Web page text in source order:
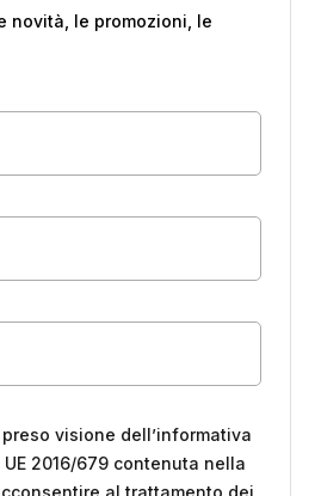
novità, le promozioni, le
visione dell’informativa
UE 2016/679 contenuta nella
al trattamento dei